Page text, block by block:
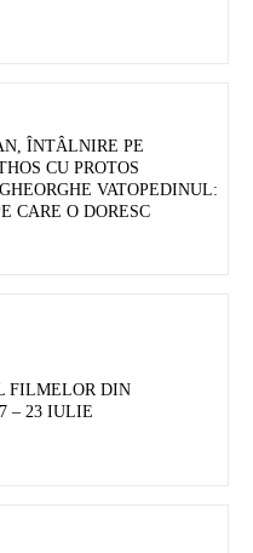
ÎNTÂLNIRE PE
CU PROTOS
VATOPEDINUL:
CARE O DORESC
FILMELOR DIN
– 23 IULIE